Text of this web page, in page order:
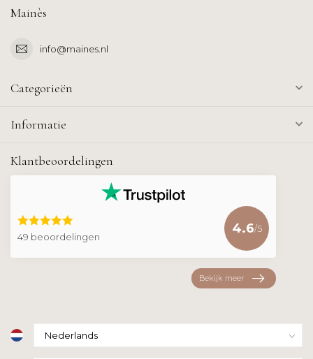
Mainès
info@maines.nl
Categorieën
Informatie
Klantbeoordelingen
49 beoordelingen
4.6/5
Bekijk meer